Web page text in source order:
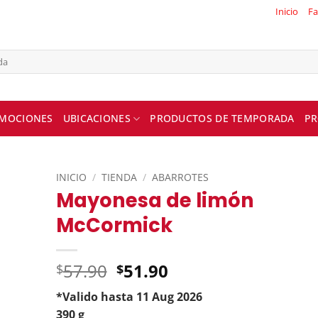
Inicio
UBICACIONES PRODUCTOS DE TEMPORADA
INICIO / TIENDA / ABARROTES
Mayonesa de limón
McCormick
$57.90 Original
price
was:
$51.90
*Valido hasta 11 Aug 2026
Current
390 g